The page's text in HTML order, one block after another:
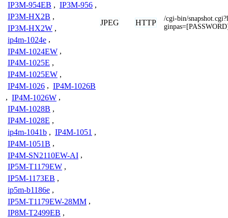
IP3M-954EB , IP3M-956 ,
IP3M-HX2B ,
IP3M-HX2W ,
ip4m-1024e ,
IP4M-1024EW ,
IP4M-1025E ,
IP4M-1025EW ,
IP4M-1026 , IP4M-1026B
, IP4M-1026W ,
IP4M-1028B ,
IP4M-1028E ,
ip4m-1041b , IP4M-1051 ,
IP4M-1051B ,
IP4M-SN2110EW-AI ,
IP5M-T1179EW ,
IP5M-1173EB ,
ip5m-b1186e ,
IP5M-T1179EW-28MM ,
IP8M-T2499EB ,
JPEG HTTP
/cgi-bin/